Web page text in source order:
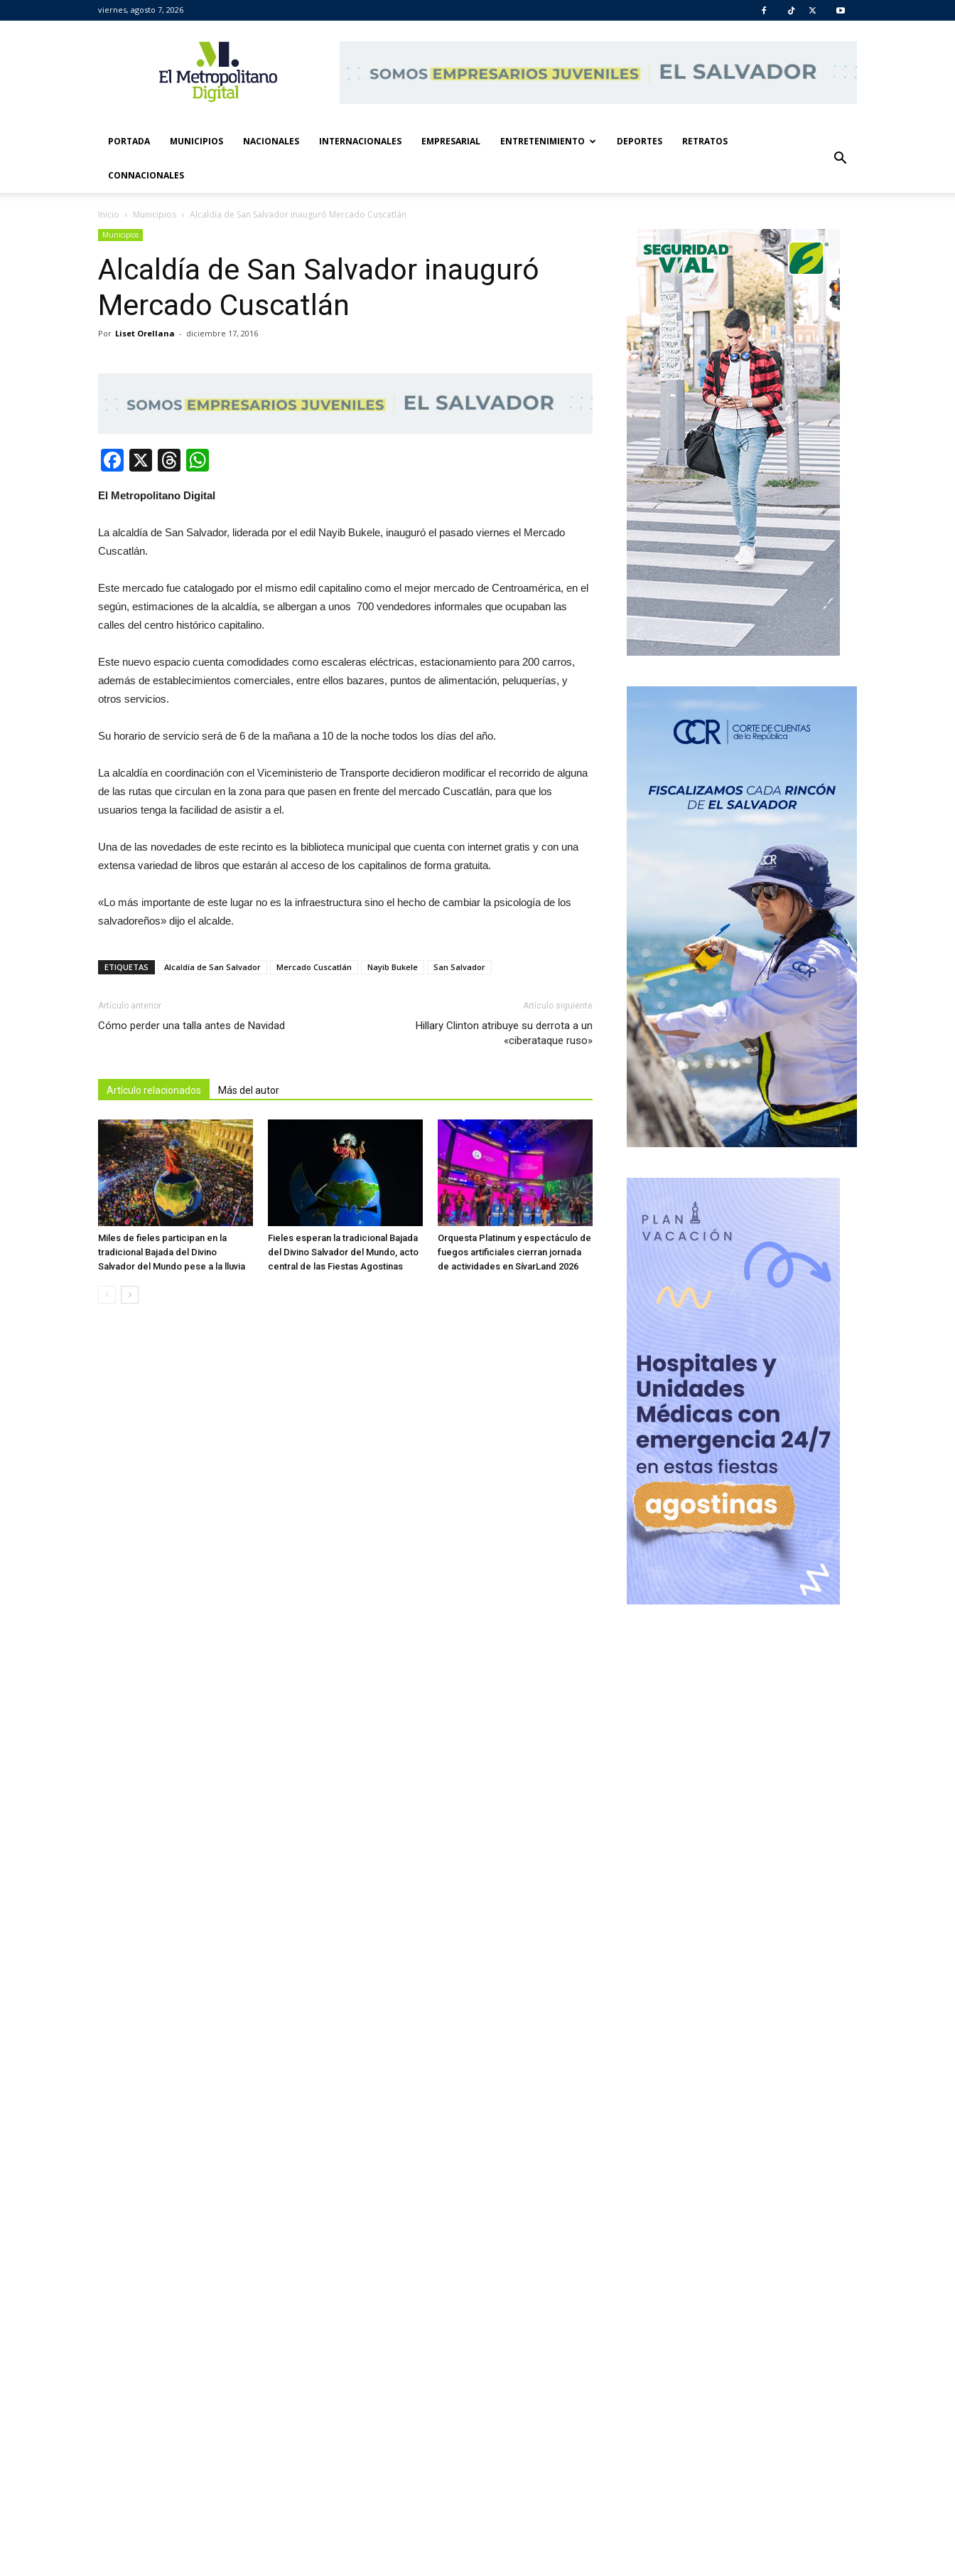
viernes, agosto 7, 2026
Metropolitano
Digital
PORTADA MUNICIPIOS NACIONALES INTERNACIONALES EMPRESARIAL ENTRETENIMIENTO DEPORTES RETRATOS
CONNACIONALES
Inicio Municipios Alcaldía de San Salvador inauguró Mercado Cuscatlán
Municipios
Alcaldía de San Salvador inauguró
Mercado Cuscatlán
Por Liset Orellana - diciembre 17, 2016
Facebook
X Threads
El Metropolitano Digital
La alcaldía de San Salvador, liderada por el edil Nayib Bukele, inauguró el pasado viernes el Mercado
Cuscatlán.
Este mercado fue catalogado por el mismo edil capitalino como el mejor mercado de Centroamérica, en el
según, estimaciones de la alcaldía, se albergan a unos 700 vendedores informales que ocupaban las
calles del centro histórico capitalino.
Este nuevo espacio cuenta comodidades como escaleras eléctricas, estacionamiento para 200 carros,
además de establecimientos comerciales, entre ellos bazares, puntos de alimentación, peluquerías, y
otros servicios.
Su horario de servicio será de 6 de la mañana a 10 de la noche todos los días del año.
La alcaldía en coordinación con el Viceministerio de Transporte decidieron modificar el recorrido de alguna
de las rutas que circulan en la zona para que pasen en frente del mercado Cuscatlán, para que los
usuarios tenga la facilidad de asistir a el.
Una de las novedades de este recinto es la biblioteca municipal que cuenta con internet gratis y con una
extensa variedad de libros que estarán al acceso de los capitalinos de forma gratuita.
«Lo más importante de este lugar no es la infraestructura sino el hecho de cambiar la psicología de los
salvadoreños» dijo el alcalde.
ETIQUETAS Alcaldía de San Salvador Mercado Cuscatlán Nayib Bukele San Salvador
Artículo anterior
Cómo perder una talla antes de Navidad
Artículo siguiente
Hillary Clinton atribuye su derrota a un
«ciberataque ruso»
Artículo relacionados Más del autor
Miles de fieles participan en la
tradicional Bajada del Divino
Salvador del Mundo pese a la lluvia
Fieles esperan la tradicional Bajada
del Divino Salvador del Mundo, acto
central de las Fiestas Agostinas
Orquesta Platinum y espectáculo de
fuegos artificiales cierran jornada
de actividades en SívarLand 2026